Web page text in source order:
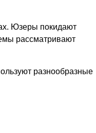
Юзеры покидают
рассматривают
разнообразные